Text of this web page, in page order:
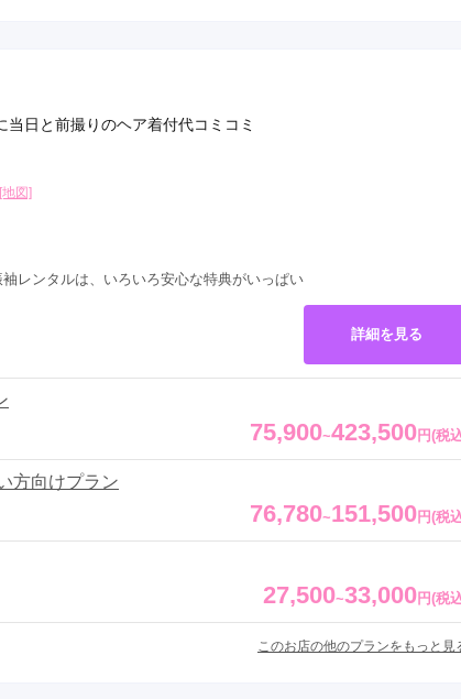
日と前撮りのヘア着付代コミコミ
[地図]
レンタルは、いろいろ安心な特典がいっぱい
詳細を見る
75,900~423,500 円(税
方向けプラン
76,780~151,500 円(税
27,500~33,000 円(税
このお店の他のプランをもっと見